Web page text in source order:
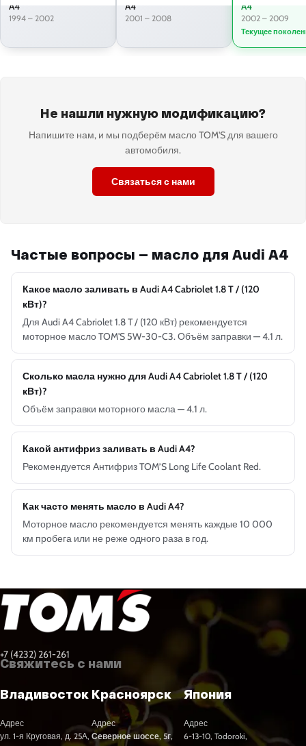
A4
1994 – 2002
A4
2001 – 2008
A4
2002 – 2009
Текущее
Не нашли нужную модификацию?
Напишите нам, и мы подберём масло TOM'S для вашего
автомобиля.
Связаться с нами
Частые вопросы — масло для Audi A4
Какое масло заливать в Audi A4 Cabriolet 1.8 T / (120
кВт)?
Для Audi A4 Cabriolet 1.8 T / (120 кВт) рекомендуется
моторное масло TOM'S 5W-30-C3. Объём заправки — 4.1 л.
Сколько масла нужно для Audi A4 Cabriolet 1.8 T / (120
кВт)?
Объём заправки моторного масла — 4.1 л.
Какой антифриз заливать в Audi A4?
Рекомендуется Антифриз TOM’S Long Life Coolant Red.
Как часто менять масло в Audi A4?
Моторное масло рекомендуется менять каждые 10 000
км пробега или не реже одного раза в год.
+7 (4232) 261-261
Свяжитесь с нами
Владивосток
Адрес
ул. 1-я Круговая, д. 25А,
Красноярск
Адрес
Северное шоссе, 5г,
Япония
Адрес
6-13-10, Todoroki,